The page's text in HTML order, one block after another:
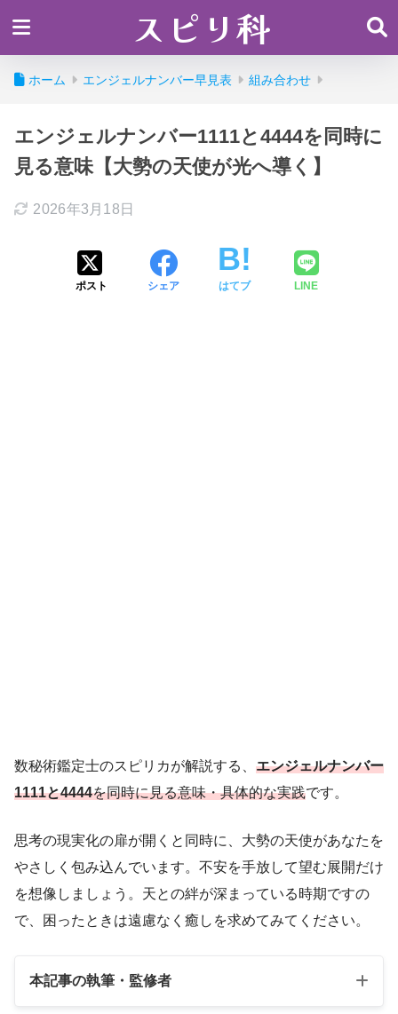
スピリ科
ホーム エンジェルナンバー早見表 組み合わせ
エンジェルナンバー1111と4444を同時に
見る意味【大勢の天使が光へ導く】
2026年3月18日
ポスト シェア はてブ LINE
数秘術鑑定士のスピリカが解説する、 エンジェルナンバー
1111と4444を同時に見る意味・具体的な実践です。
思考の現実化の扉が開くと同時に、大勢の天使があなたを
やさしく包み込んでいます。不安を手放して望む展開だけ
を想像しましょう。天との絆が深まっている時期ですの
で、困ったときは遠慮なく癒しを求めてみてください。
本記事の執筆・監修者